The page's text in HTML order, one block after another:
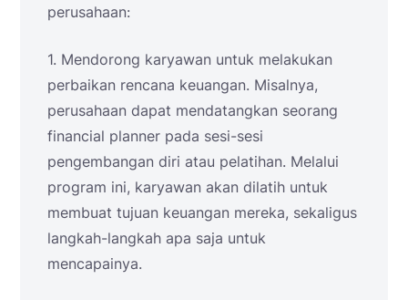
perusahaan:
1. Mendorong karyawan untuk melakukan
perbaikan rencana keuangan. Misalnya,
perusahaan dapat mendatangkan seorang
financial planner pada sesi-sesi
pengembangan diri atau pelatihan. Melalui
program ini, karyawan akan dilatih untuk
membuat tujuan keuangan mereka, sekaligus
langkah-langkah apa saja untuk
mencapainya.